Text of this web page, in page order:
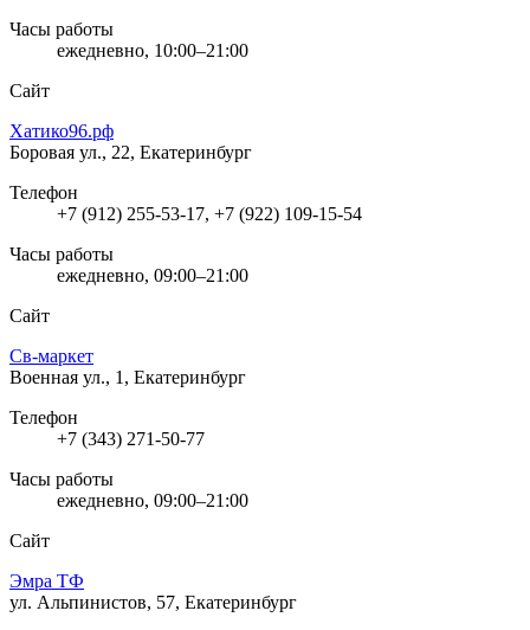
Часы работы
ежедневно, 10:00–21:00
Сайт
Хатико96.рф
Боровая ул., 22, Екатеринбург
Телефон
+7 (912) 255-53-17, +7 (922) 109-15-54
Часы работы
ежедневно, 09:00–21:00
Сайт
Св-маркет
Военная ул., 1, Екатеринбург
Телефон
+7 (343) 271-50-77
Часы работы
ежедневно, 09:00–21:00
Сайт
Эмра ТФ
ул. Альпинистов, 57, Екатеринбург